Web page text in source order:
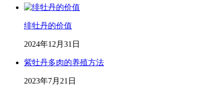
绯牡丹的价值
2024年12月31日
紫牡丹多肉的养殖方法
2023年7月21日